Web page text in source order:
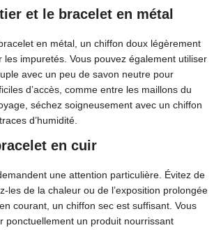
et le bracelet en métal
en métal, un chiffon doux légèrement
les impuretés. Vous pouvez également utiliser
avec un peu de savon neutre pour
d’accès, comme entre les maillons du
séchez soigneusement avec un chiffon
d’humidité.
en cuir
une attention particulière. Évitez de
les de la chaleur ou de l’exposition prolongée
courant, un chiffon sec est suffisant. Vous
ponctuellement un produit nourrissant